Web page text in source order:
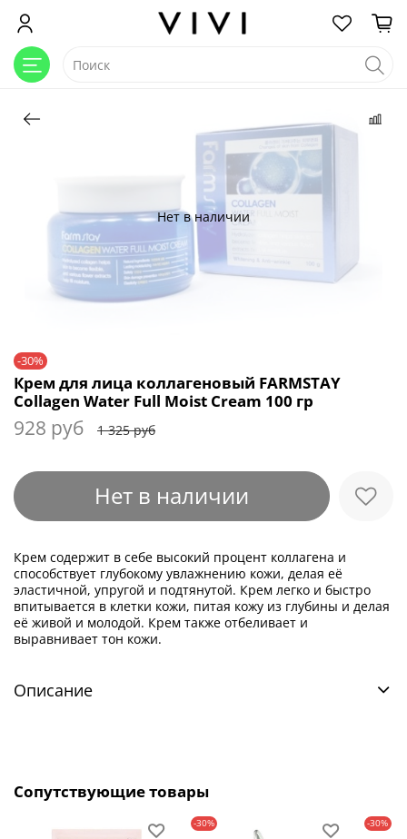
Нет в наличии
-30%
Крем для лица коллагеновый FARMSTAY
Collagen Water Full Moist Cream 100 гр
928 руб 1 325 руб
Нет в наличии
Крем содержит в себе высокий процент коллагена и
способствует глубокому увлажнению кожи, делая её
эластичной, упругой и подтянутой. Крем легко и быстро
впитывается в клетки кожи, питая кожу из глубины и делая
её живой и молодой. Крем также отбеливает и
выравнивает тон кожи.
Описание
Сопутствующие товары
-30% -30%